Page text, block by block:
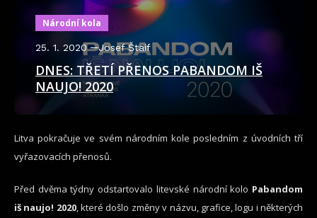
Národní kola
25. 1. 2020 Josef Štaif
DNES: TŘETÍ PŘENOS PABANDOM IŠ
NAUJO! 2020
Litva pokračuje ve svém národním kole posledním z úvodních tří
vyřazovacích přenosů.
Před dvěma týdny odstartovalo litevské národní kolo Pabandom
iš naujo! 2020, které došlo změny v názvu, grafice, logu i některých